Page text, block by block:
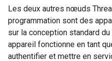
Les deux autres nœuds
programmation sont des
sur la conception standard
appareil fonctionne en tant
authentifier et mettre en